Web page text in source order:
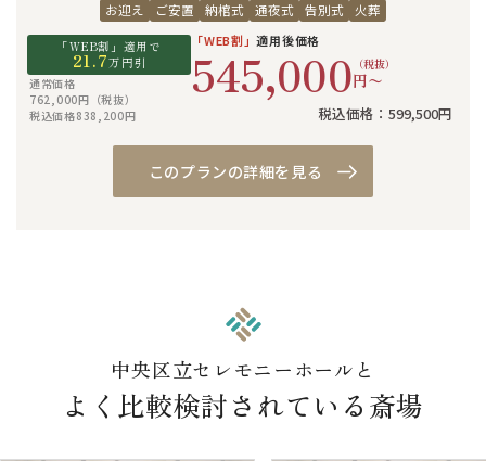
お迎え ご安置 納棺式 通夜式 告別式 火葬
「WEB割」適用で
21.7万円引
通常価格
762,000円（税抜）
税込価格838,200円
「WEB割」適用後価格
545,000 （税抜）
円〜
税込価格：599,500円
このプランの詳細を見る
中央区立セレモニーホールと
よく比較検討されている斎場